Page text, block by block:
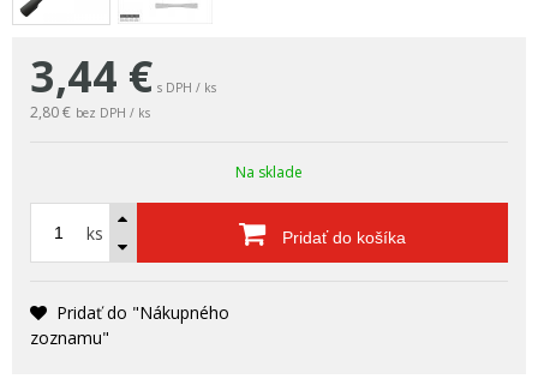
3,44 € s DPH / ks
2,80 € bez DPH / ks
Na sklade
ks Pridať do košíka
Pridať do "Nákupného
zoznamu"